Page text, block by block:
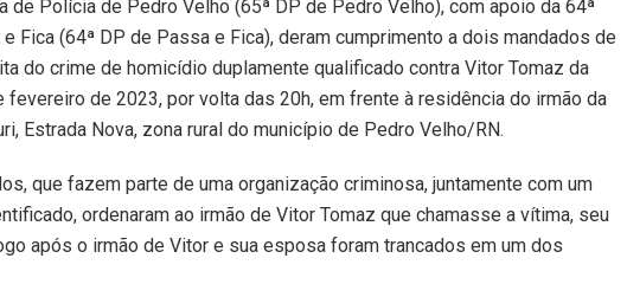
de Polícia de Pedro Velho (65ª DP de Pedro Velho), com apoio da 64ª
Fica (64ª DP de Passa e Fica), deram cumprimento a dois mandados de
do crime de homicídio duplamente qualificado contra Vitor Tomaz da
fevereiro de 2023, por volta das 20h, em frente à residência do irmão da
Estrada Nova, zona rural do município de Pedro Velho/RN.
que fazem parte de uma organização criminosa, juntamente com um
ordenaram ao irmão de Vitor Tomaz que chamasse a vítima, seu
após o irmão de Vitor e sua esposa foram trancados em um dos